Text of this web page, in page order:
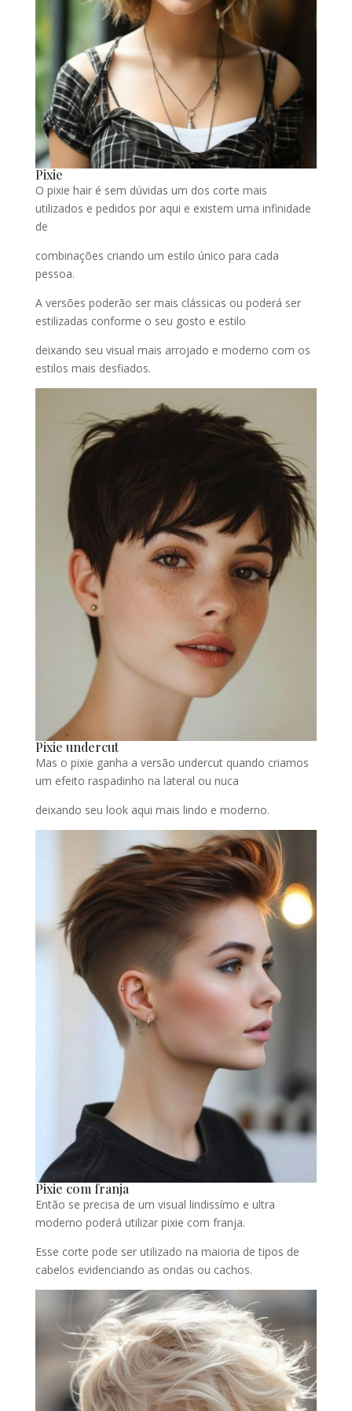
Pixie
O pixie hair é sem dúvidas um dos corte mais
utilizados e pedidos por aqui e existem uma infinidade
de
combinações criando um estilo único para cada
pessoa.
A versões poderão ser mais clássicas ou poderá ser
estilizadas conforme o seu gosto e estilo
deixando seu visual mais arrojado e moderno com os
estilos mais desfiados.
Pixie undercut
Mas o pixie ganha a versão undercut quando criamos
um efeito raspadinho na lateral ou nuca
deixando seu look aqui mais lindo e moderno.
Pixie com franja
Então se precisa de um visual lindissímo e ultra
moderno poderá utilizar pixie com franja.
Esse corte pode ser utilizado na maioria de tipos de
cabelos evidenciando as ondas ou cachos.